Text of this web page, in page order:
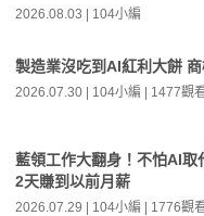
2026.08.03 | 104小編
製造業沒吃到AI紅利大餅
2026.07.30 | 104小編 | 1477觀
藍領工作大翻身！不怕AI
2天賺到以前月薪
2026.07.29 | 104小編 | 1776觀